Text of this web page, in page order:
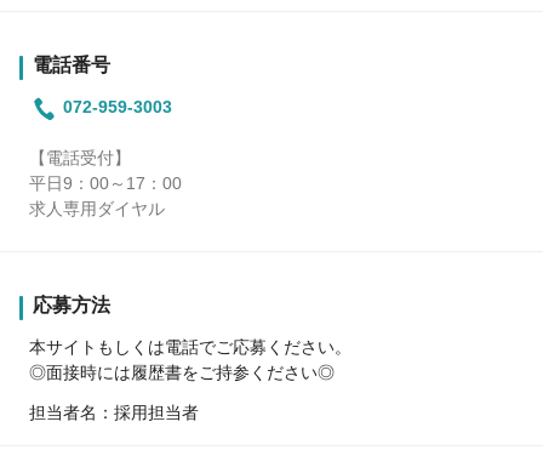
電話番号
072-959-3003
【電話受付】
平日9：00～17：00
求人専用ダイヤル
応募方法
本サイトもしくは電話でご応募ください。
◎面接時には履歴書をご持参ください◎
担当者名：採用担当者